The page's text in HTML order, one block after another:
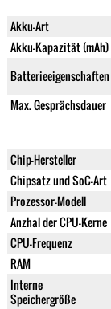
Akku-Art
Akku-Kapazität (mAh)
Batterieeigenschaften
Max. Gesprächsdauer
Chip-Hersteller
Chipsatz und SoC-Art
Prozessor-Modell
Anzhal der CPU-Kerne
CPU-Frequenz
RAM
Interne
Speichergröße